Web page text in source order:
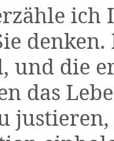
ich
und die
das